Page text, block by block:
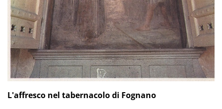
L'affresco nel tabernacolo di Fognano